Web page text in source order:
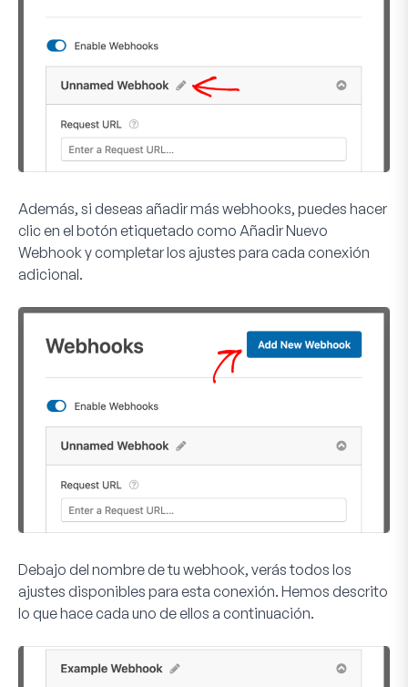
Además, si deseas añadir más webhooks, puedes hacer
clic en el botón etiquetado como Añadir Nuevo
Webhooky completar los ajustes para cada conexión
adicional.
Debajo del nombre de tu webhook, verás todos los
ajustes disponibles para esta conexión. Hemos descrito
lo que hace cada uno de ellos a continuación.